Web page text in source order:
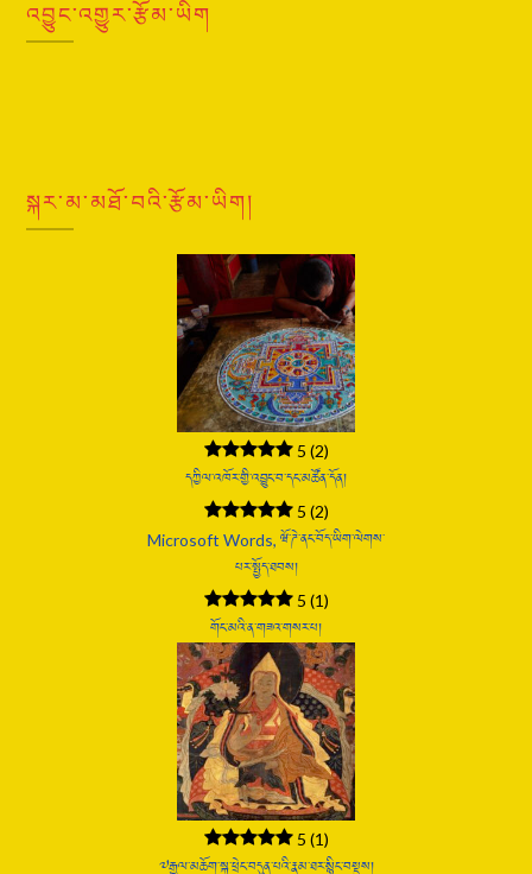
འབྱུང་འགྱུར་རྩོམ་ཡིག
སྐར་མ་མཐོ་བའི་རྩོམ་ཡིག།
5 (2)
དཀྱིལ་འཁོར་གྱི་འབྱུང་བ་དང་མཚོན་དོན།
5 (2)
Microsoft Words, ཝོ་ཌེ་ནང་བོད་ཡིག་ལེགས་
པར་སྤྱོད་ཐབས།
5 (1)
གོང་མའི་ན་གཟའ་གསར་པ།
5 (1)
༧རྒྱལ་མཆོག་སྐུ་ཕྲེང་བདུན་པའི་རྣམ་ཐར་སྙིང་བསྡུས།